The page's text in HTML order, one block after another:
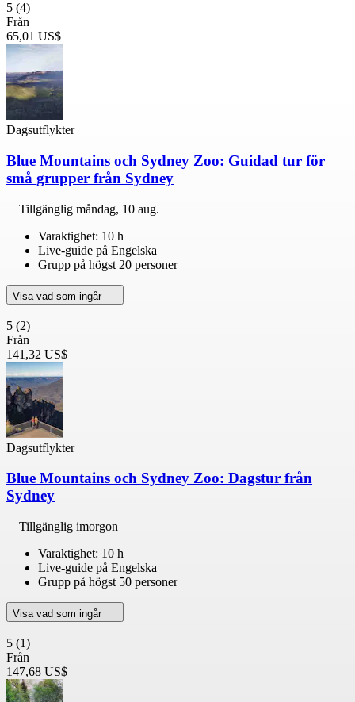
5 (4)
Från
65,01 US$
Dagsutflykter
Blue Mountains och Sydney Zoo: Guidad tur för
små grupper från Sydney
Tillgänglig måndag, 10 aug.
Varaktighet: 10 h
Live-guide på Engelska
Grupp på högst 20 personer
Visa vad som ingår
5 (2)
Från
141,32 US$
Dagsutflykter
Blue Mountains och Sydney Zoo: Dagstur från
Sydney
Tillgänglig imorgon
Varaktighet: 10 h
Live-guide på Engelska
Grupp på högst 50 personer
Visa vad som ingår
5 (1)
Från
147,68 US$